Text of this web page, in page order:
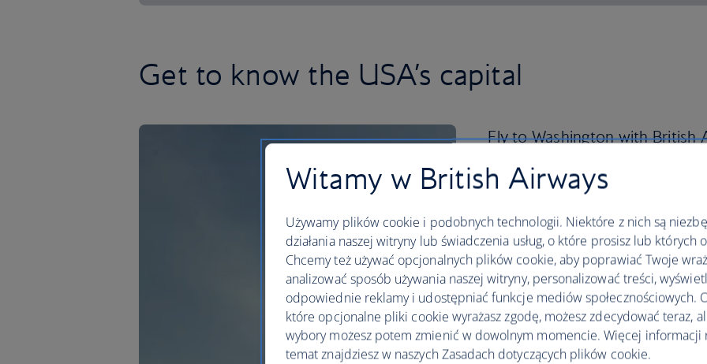
Get to know the USA’s capital
Fly to Washington with British
known sights.
This bustling city is a great place to
delicacy – while visiting the Jefferson
You can also enjoy a tour of the US
Art and visit the original Declaration
Archives, all for free. If you visit in the
month-long National Cherry Blossom
of culture, music, art, film screenings
Book yourWashington holiday
today
Witamy w British Airways
Używamy plików cookie i podobnych technologii. Niektóre z nich są
działania naszej witryny lub świadczenia usług, o które prosisz lub których
Chcemy też używać opcjonalnych plików cookie, aby poprawiać Twoje
analizować sposób używania naszej witryny, personalizować treści,
odpowiednie reklamy i udostępniać funkcje mediów społecznościowych.
które opcjonalne pliki cookie wyrażasz zgodę, możesz zdecydować teraz,
wybory możesz potem zmienić w dowolnym momencie. Więcej informacji
temat znajdziesz w naszych Zasadach dotyczących plików cookie.